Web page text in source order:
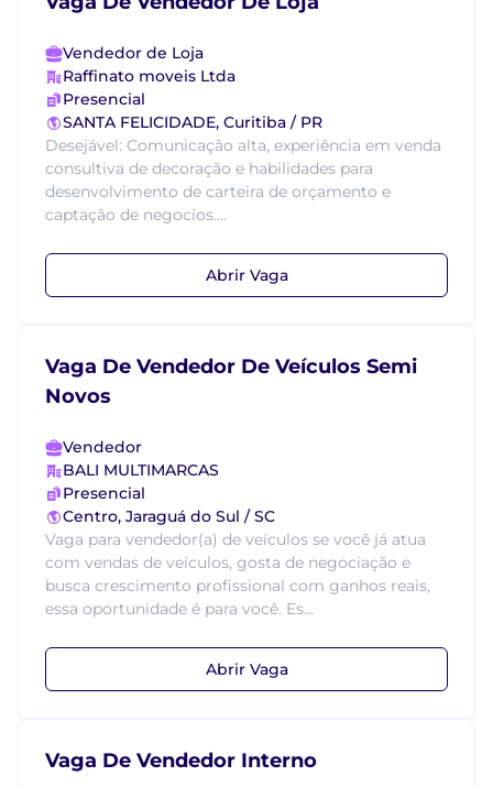
Vendedor de Loja
Raffinato moveis Ltda
Presencial
SANTA FELICIDADE, Curitiba / PR
Desejável: Comunicação alta, experiência em venda
consultiva de decoração e habilidades para
desenvolvimento de carteira de orçamento e
captação de negocios....
Abrir Vaga
Vaga De Vendedor De Veículos Semi
Novos
Vendedor
BALI MULTIMARCAS
Presencial
Centro, Jaraguá do Sul / SC
Vaga para vendedor(a) de veículos se você já atua
com vendas de veículos, gosta de negociação e
busca crescimento profissional com ganhos reais,
essa oportunidade é para você. Es...
Abrir Vaga
Vaga De Vendedor Interno